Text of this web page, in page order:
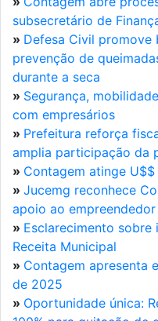
subsecretário de
» Defesa Civil
prevenção de
durante a seca
» Segurança,
com empresários
» Prefeitura reforça
amplia participação da
» Contagem atinge
» Jucemg reconhece
apoio ao empreendedor
» Esclarecimento
Receita Municipal
» Contagem apresenta
de 2025
» Oportunidade única: